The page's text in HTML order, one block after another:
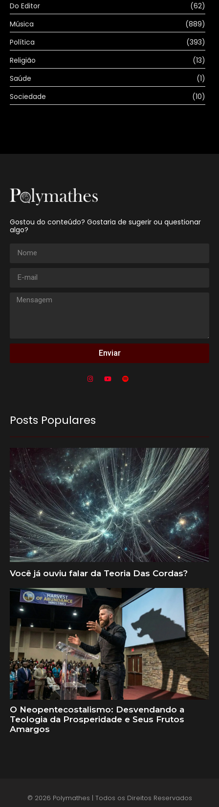
Do Editor
(62)
Música
(889)
Política
(393)
Religião
(13)
Saúde
(1)
Sociedade
(10)
Gostou do conteúdo? Gostaria de sugerir ou questionar
algo?
Enviar
Posts Populares
Você já ouviu falar da Teoria Das Cordas?
O Neopentecostalismo: Desvendando a
Teologia da Prosperidade e Seus Frutos
Amargos
© 2026 Polymathes | Todos os Direitos Reservados